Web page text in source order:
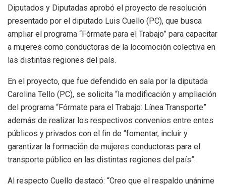
Diputados y Diputadas aprobó el proyecto de resolución
presentado por el diputado Luis Cuello (PC), que busca
ampliar el programa “Fórmate para el Trabajo” para capacitar
a mujeres como conductoras de la locomoción colectiva en
las distintas regiones del país.
En el proyecto, que fue defendido en sala por la diputada
Carolina Tello (PC), se solicita “la modificación y ampliación
del programa “Fórmate para el Trabajo: Línea Transporte”
además de realizar los respectivos convenios entre entes
públicos y privados con el fin de “fomentar, incluir y
garantizar la formación de mujeres conductoras para el
transporte público en las distintas regiones del país”.
Al respecto Cuello destacó: “Creo que el respaldo unánime